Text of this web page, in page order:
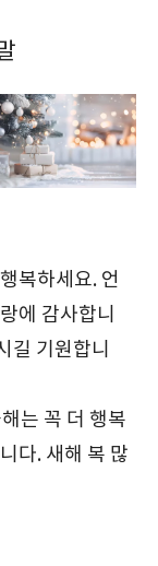
복하세요. 언
에 감사합니
길 기원합니
는 꼭 더 행복
다. 새해 복 많